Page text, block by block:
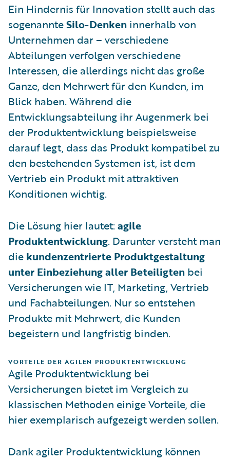
Ein Hindernis für Innovation stellt auch das
sogenannteSilo-Denken innerhalb von
Unternehmen dar – verschiedene
Abteilungen verfolgen verschiedene
Interessen, die allerdings nicht das große
Ganze, den Mehrwert für den Kunden, im
Blick haben. Während die
Entwicklungsabteilung ihr Augenmerk bei
der Produktentwicklung beispielsweise
darauf legt, dass das Produkt kompatibel zu
den bestehenden Systemen ist, ist dem
Vertrieb ein Produkt mit attraktiven
Konditionen wichtig.
Die Lösung hier lautet: agile
Produktentwicklung. Darunter versteht man
die kundenzentrierte Produktgestaltung
unter Einbeziehung aller Beteiligten bei
Versicherungen wie IT, Marketing, Vertrieb
und Fachabteilungen. Nur so entstehen
Produkte mit Mehrwert, die Kunden
begeistern und langfristig binden.
VORTEILE DER AGILEN PRODUKTENTWICKLUNG
Agile Produktentwicklung bei
Versicherungen bietet im Vergleich zu
klassischen Methoden einige Vorteile, die
hier exemplarisch aufgezeigt werden sollen.
Dank agiler Produktentwicklung können